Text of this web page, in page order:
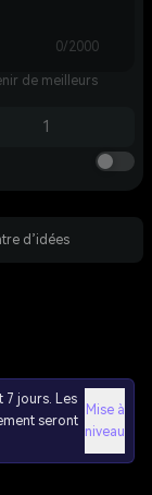
0/2000
de meilleurs
1
d’idées
7 jours. Les
seront
Mise à
niveau